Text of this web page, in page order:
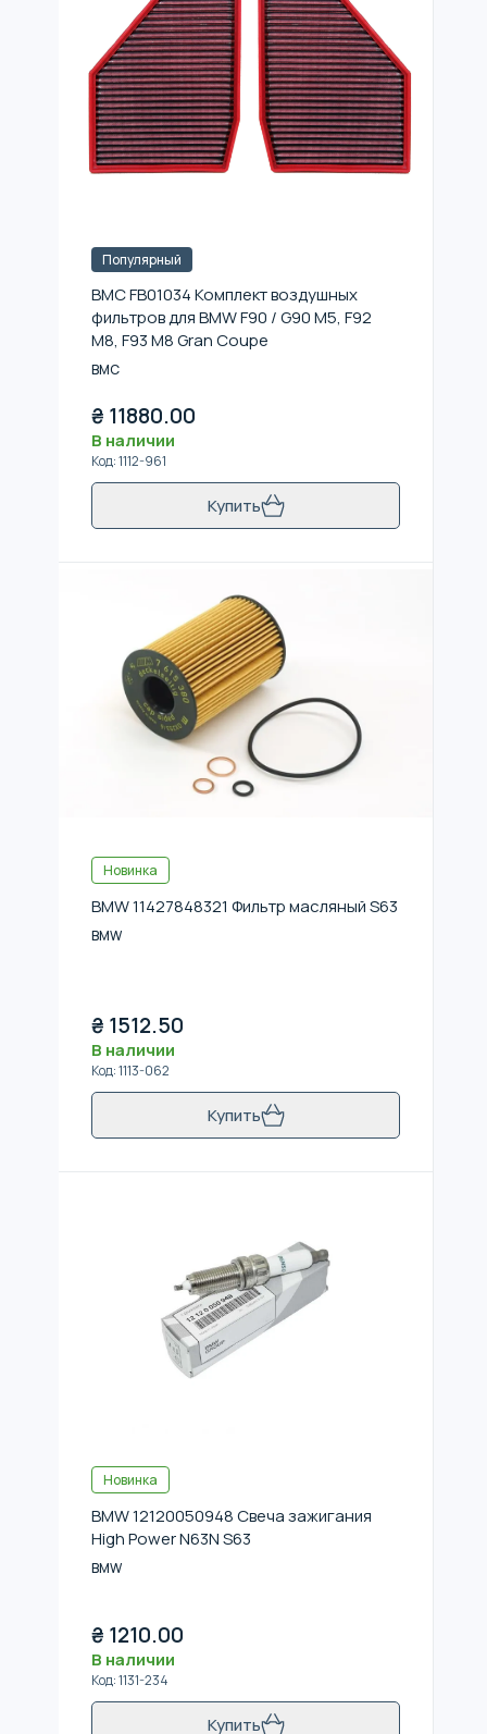
Популярный
BMC FB01034 Комплект воздушных
фильтров для BMW F90 / G90 M5, F92
M8, F93 M8 Gran Coupe
BMC
₴ 11880.00
В наличии
Код:1112-961
Купить
Новинка
BMW 11427848321 Фильтр масляный S63
BMW
₴ 1512.50
В наличии
Код:1113-062
Купить
Новинка
BMW 12120050948 Свеча зажигания
High Power N63N S63
BMW
₴ 1210.00
В наличии
Код:1131-234
Купить